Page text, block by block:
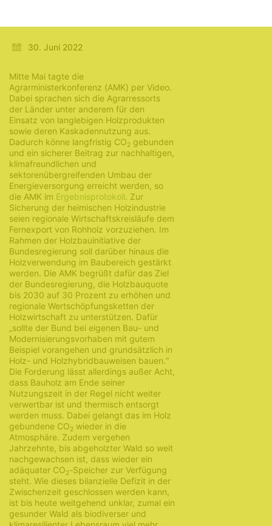
30. Juni 2022
Mitte Mai tagte die
Agrarministerkonferenz (AMK) per Video.
Dabei sprachen sich die Agrarressorts
der Länder unter anderem für den
Einsatz von langlebigen Holzprodukten
sowie deren Kaskadennutzung aus.
Dadurch könne langfristig CO2 gebunden
und ein sicherer Beitrag zur nachhaltigen,
klimafreundlichen und
sektorenübergreifenden Umbau der
Energieversorgung erreicht werden, so
die AMK im Ergebnisprotokoll. Zur
Sicherung der heimischen Holzindustrie
seien regionale Wirtschaftskreisläufe dem
Fernexport von Rohholz vorzuziehen. Im
Rahmen der Holzbauinitiative der
Bundesregierung soll darüber hinaus die
Holzverwendung im Baubereich gestärkt
werden. Die AMK begrüßt dafür das Ziel
der Bundesregierung, die Holzbauquote
bis 2030 auf 30 Prozent zu erhöhen und
regionale Wertschöpfungsketten der
Holzwirtschaft zu unterstützen. Dafür
„sollte der Bund bei eigenen Bau- und
Modernisierungsvorhaben mit gutem
Beispiel vorangehen und grundsätzlich in
Holz- und Holzhybridbauweisen bauen.“
Die Forderung lässt allerdings außer Acht,
dass Bauholz am Ende seiner
Nutzungszeit in der Regel nicht weiter
verwertbar ist und thermisch entsorgt
werden muss. Dabei gelangt das im Holz
gebundene CO2 wieder in die
Atmosphäre. Zudem vergehen
Jahrzehnte, bis abgeholzter Wald so weit
nachgewachsen ist, dass wieder ein
adäquater CO2-Speicher zur Verfügung
steht. Wie dieses bilanzielle Defizit in der
Zwischenzeit geschlossen werden kann,
ist bis heute weitgehend unklar, zumal ein
gesunder Wald als biodiverser und